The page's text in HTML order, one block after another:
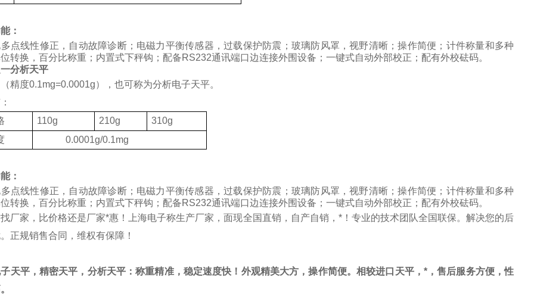
：
点线性修正，自动故障诊断；电磁力平衡传感器，过载保护防震；玻璃防风罩，视野清晰；操作简便；计件称量和多种
转换，百分比称重；内置式下秤钩；配备RS232通讯端口边连接外围设备；一键式自动外部校正；配有外校砝码。
分析天平
精度0.1mg=0.0001g），也可称为分析电子天平。
110g 210g
310g
0.0001g/0.1mg
：
点线性修正，自动故障诊断；电磁力平衡传感器，过载保护防震；玻璃防风罩，视野清晰；操作简便；计件称量和多种
转换，百分比称重；内置式下秤钩；配备RS232通讯端口边连接外围设备；一键式自动外部校正；配有外校砝码。
厂家，比价格还是厂家*惠！上海电子称生产厂家，面现全国直销，自产自销，*！专业的技术团队全国联保。解决您的后
正规销售合同，维权有保障！
天平，精密天平，分析天平：称重精准，稳定速度快！外观精美大方，操作简便。相较进口天平，*，售后服务方便，性